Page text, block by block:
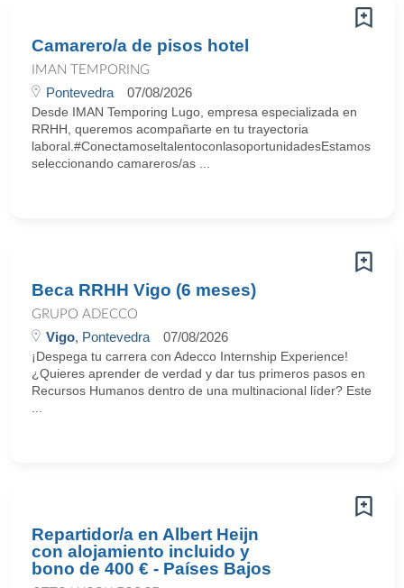
Camarero/a de pisos hotel
IMAN TEMPORING
Pontevedra 07/08/2026
Desde IMAN Temporing Lugo, empresa especializada en
RRHH, queremos acompañarte en tu trayectoria
laboral.#ConectamoseltalentoconlasoportunidadesEstamos
seleccionando camareros/as ...
Beca RRHH Vigo (6 meses)
GRUPO ADECCO
Vigo, Pontevedra 07/08/2026
¡Despega tu carrera con Adecco Internship Experience!
¿Quieres aprender de verdad y dar tus primeros pasos en
Recursos Humanos dentro de una multinacional líder? Este
Repartidor/a en Albert Heijn
con alojamiento incluido y
bono de 400 € - Países Bajos